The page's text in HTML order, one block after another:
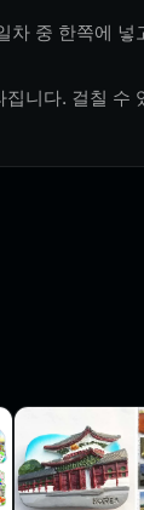
중 한쪽에 넣
니다. 걸칠 수